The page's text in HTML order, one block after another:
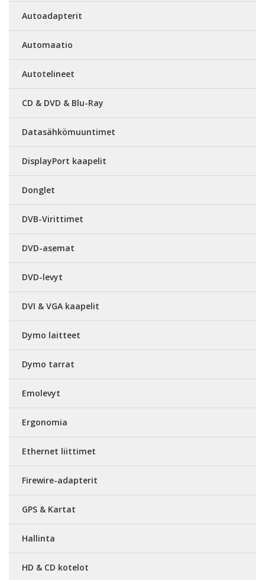
Autoadapterit
Automaatio
Autotelineet
CD & DVD & Blu-Ray
Datasähkömuuntimet
DisplayPort kaapelit
Donglet
DVB-Virittimet
DVD-asemat
DVD-levyt
DVI & VGA kaapelit
Dymo laitteet
Dymo tarrat
Emolevyt
Ergonomia
Ethernet liittimet
Firewire-adapterit
GPS & Kartat
Hallinta
HD & CD kotelot